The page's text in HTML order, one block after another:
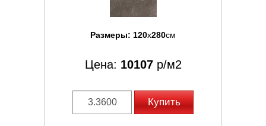
Размеры: 120x280см
Цена: 10107р/м2
Купить